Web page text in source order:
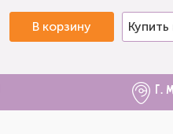
В корзину Купить
г.